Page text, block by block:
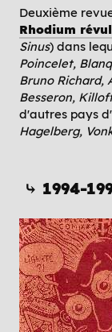
Deuxième
Rhodium
Sinus) dans
Poincelet,
Bruno Richard,
Besseron,
d'autres pays
Hagelberg,
⤷ 1994-